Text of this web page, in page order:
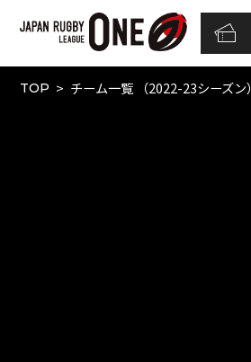
TOP チーム一覧 （2022-23シーズン）